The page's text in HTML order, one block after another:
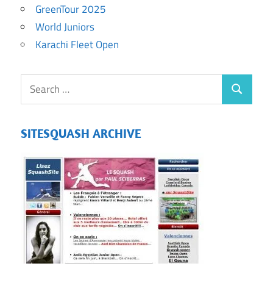
GreenTour 2025
World Juniors
Karachi Fleet Open
SITESQUASH ARCHIVE